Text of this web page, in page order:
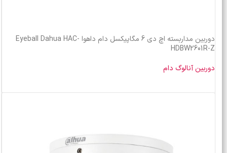
دوربین مداربسته اچ دی 6 مگاپیکسل دام داهوا Eyeball Dahua HAC-
HDBW2601R-Z
دوربین آنالوگ دام